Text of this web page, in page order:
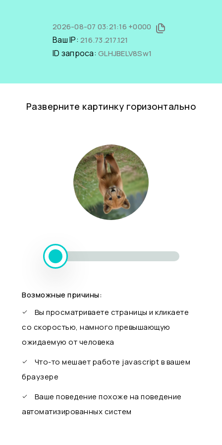
2026-08-07 03:21:16 +0000
Ваш IP: 216.73.217.121
ID запроса: GLHJBELV8Sw1
Разверните картинку горизонтально
Возможные причины:
Вы просматриваете страницы и кликаете
со скоростью, намного превышающую
ожидаемую от человека
Что-то мешает работе javascript в вашем
браузере
Ваше поведение похоже на поведение
автоматизированных систем